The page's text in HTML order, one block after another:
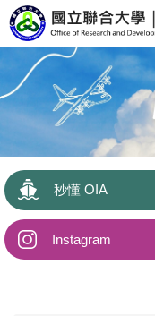
跳
到
內
容
秒懂 OIA
Instagram